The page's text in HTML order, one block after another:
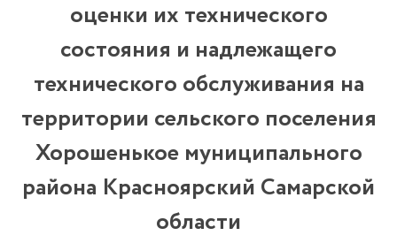
оценки их технического
состояния и надлежащего
технического обслуживания на
территории сельского поселения
Хорошенькое муниципального
района Красноярский Самарской
области